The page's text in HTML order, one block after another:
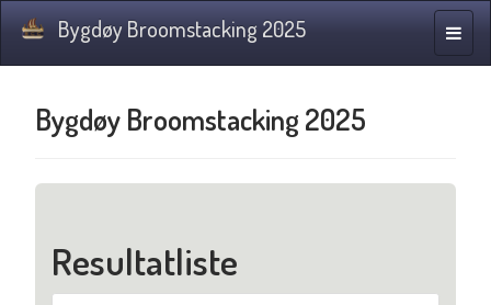
Bygdøy Broomstacking 2025
Bygdøy Broomstacking 2025
Resultatliste